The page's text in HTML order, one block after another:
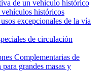
de un vehículo histórico
históricos
excepcionales de la vía
de circulación
Complementarias de
grandes masas y